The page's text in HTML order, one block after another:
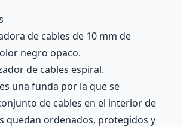
de cables de 10 mm de
negro opaco.
de cables espiral.
una funda por la que se
de cables en el interior de
quedan ordenados, protegidos y